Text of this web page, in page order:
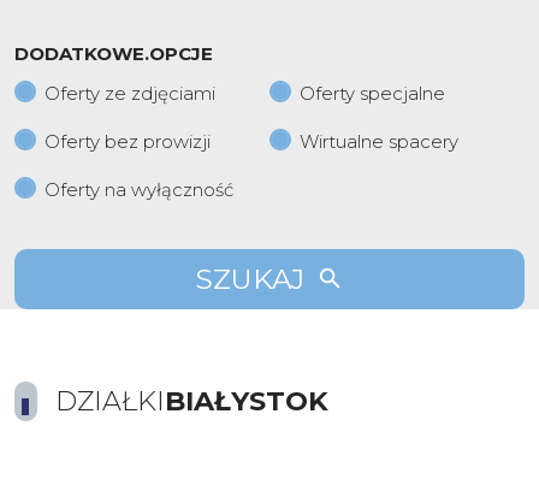
DODATKOWE.OPCJE
Oferty ze zdjęciami
Oferty specjalne
Oferty bez prowizji Wirtualne spacery
Oferty na wyłączność
SZUKAJ
DZIAŁKIBIAŁYSTOK